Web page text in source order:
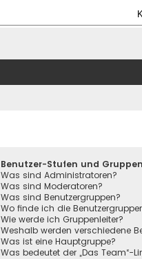
Benutzer-Stufen und Gruppen
Was sind Administratoren?
Was sind Moderatoren?
Was sind Benutzergruppen?
Wo finde ich die
Wie werde ich Gruppenleiter?
Weshalb werden verschiedene
Was ist eine Hauptgruppe?
Was bedeutet der „Das Team“-